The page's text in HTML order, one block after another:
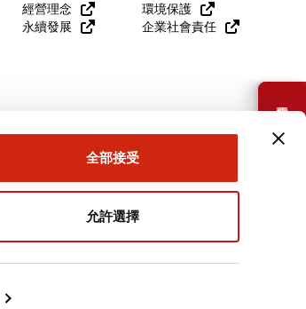
全部接受
允許選擇
需要幫助嗎？
經營理念
永續發展
環境保護
企業社會責任
台灣